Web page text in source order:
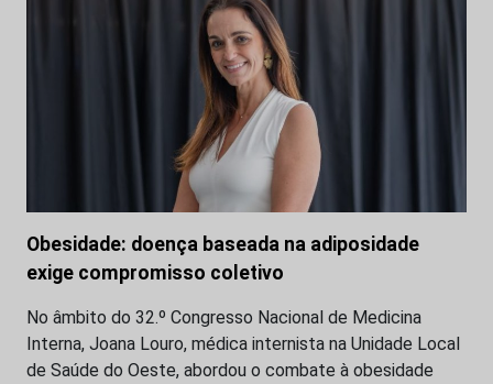
Obesidade: doença baseada na adiposidade
exige compromisso coletivo
No âmbito do 32.º Congresso Nacional de Medicina
Interna, Joana Louro, médica internista na Unidade Local
de Saúde do Oeste, abordou o combate à obesidade